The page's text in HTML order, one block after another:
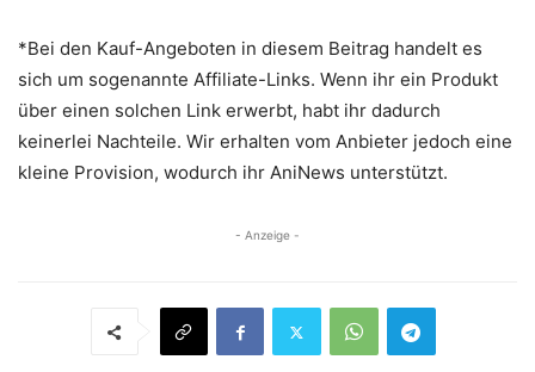
*Bei den Kauf-Angeboten in diesem Beitrag handelt es
sich um sogenannte Affiliate-Links. Wenn ihr ein Produkt
über einen solchen Link erwerbt, habt ihr dadurch
keinerlei Nachteile. Wir erhalten vom Anbieter jedoch eine
kleine Provision, wodurch ihr AniNews unterstützt.
- Anzeige -